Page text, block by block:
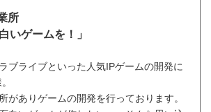
所
いゲームを！」
ブライブといった人気IPゲームの開発に
がありゲームの開発を行っております。